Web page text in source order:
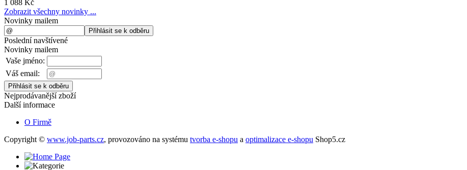
1 088 Kč
Zobrazit všechny novinky ...
Novinky mailem
Poslední navštívené
Novinky mailem
Vaše jméno:
Váš email:
Nejprodávanější zboží
Další informace
O Firmě
Copyright © www.job-parts.cz, provozováno na systému tvorba e-shopu a optimalizace e-shopu Shop5.cz